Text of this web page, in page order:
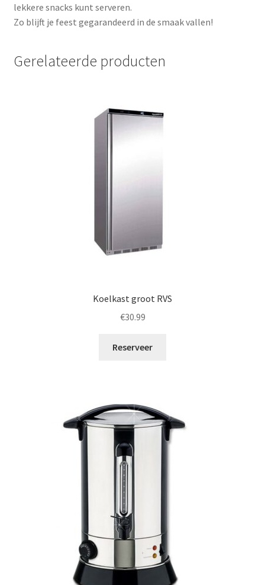
lekkere snacks kunt serveren.
Zo blijft je feest gegarandeerd in de smaak vallen!
Gerelateerde producten
Koelkast groot RVS
€30.99
Reserveer